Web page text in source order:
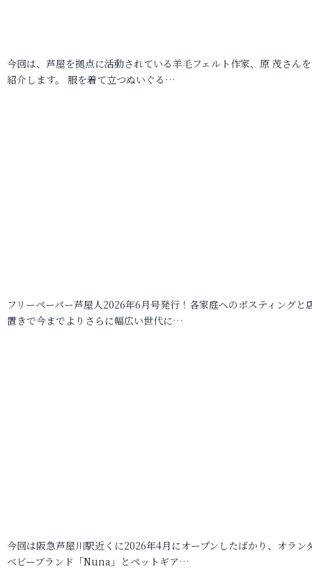
今回は、芦屋を拠点に活動されている羊毛フェルト作家、原 茂さん
紹介します。 服を着て立つぬいぐる…
フリーペーパー芦屋人2026年6月号発行！各家庭へのポスティングと
置きで今までよりさらに幅広い世代に…
今回は阪急芦屋川駅近くに2026年4月にオープンしたばかり、オラン
ベビーブランド「Nuna」とペットギア…